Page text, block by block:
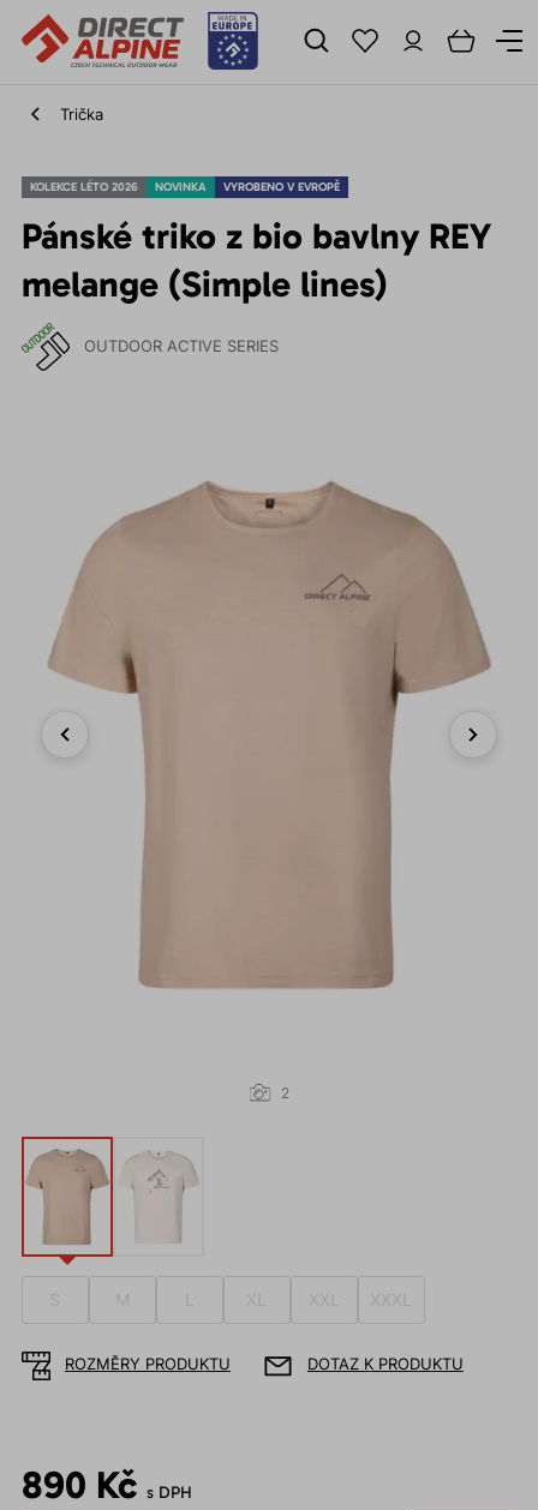
Trička
KOLEKCE LÉTO 2026 NOVINKA VYROBENO V EVROPĚ
Pánské triko z bio bavlny REY
melange (Simple lines)
OUTDOOR ACTIVE SERIES
2
S M XL XXL XXXL
ROZMĚRY PRODUKTU DOTAZ K PRODUKTU
890 Kč s DPH